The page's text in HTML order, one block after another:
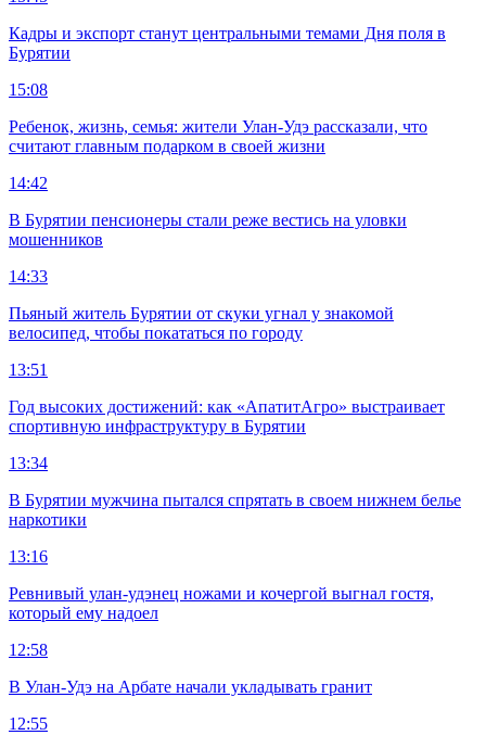
Кадры и экспорт станут центральными темами Дня поля в
Бурятии
15:08
Ребенок, жизнь, семья: жители Улан-Удэ рассказали, что
считают главным подарком в своей жизни
14:42
В Бурятии пенсионеры стали реже вестись на уловки
мошенников
14:33
Пьяный житель Бурятии от скуки угнал у знакомой
велосипед, чтобы покататься по городу
13:51
Год высоких достижений: как «АпатитАгро» выстраивает
спортивную инфраструктуру в Бурятии
13:34
В Бурятии мужчина пытался спрятать в своем нижнем белье
наркотики
13:16
Ревнивый улан-удэнец ножами и кочергой выгнал гостя,
который ему надоел
12:58
В Улан-Удэ на Арбате начали укладывать гранит
12:55